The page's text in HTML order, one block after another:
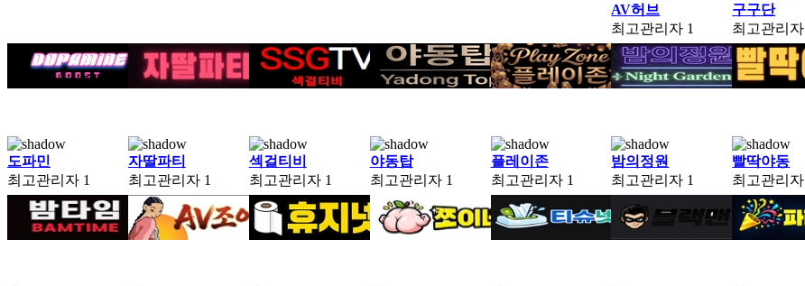
AV허브
최고관리자 1
구구단
최고관리자
도파민
최고관리자 1
자딸파티
최고관리자 1
섹걸티비
최고관리자 1
야동탑
최고관리자 1
플레이존
최고관리자 1
밤의정원
최고관리자 1
빨딱야동
최고관리자